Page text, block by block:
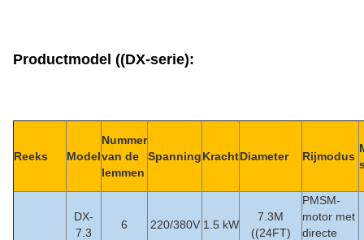
Productmodel ((DX-serie):
Reeks Model
Nummer
van de
lemmen
SpanningKrachtDiameter Rijmodus
DX-
7.3
6 220/380V 1.5 kW
7.3M
((24FT)
PMSM-
motor met
directe